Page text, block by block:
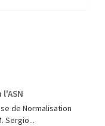
de Normalisation
Sergio...